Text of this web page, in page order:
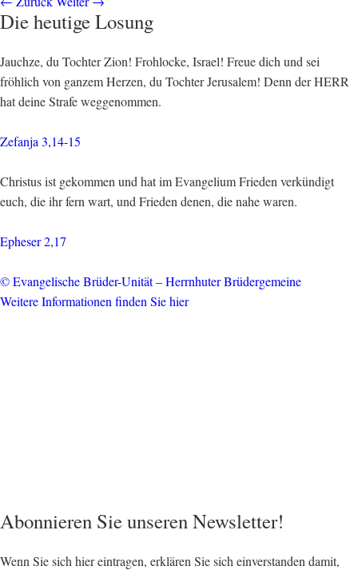
Die heutige Losung
Jauchze, du Tochter Zion! Frohlocke, Israel! Freue dich und sei
fröhlich von ganzem Herzen, du Tochter Jerusalem! Denn der HERR
hat deine Strafe weggenommen.
Zefanja 3,14-15
Christus ist gekommen und hat im Evangelium Frieden verkündigt
euch, die ihr fern wart, und Frieden denen, die nahe waren.
Epheser 2,17
© Evangelische Brüder-Unität – Herrnhuter Brüdergemeine
Weitere Informationen finden Sie hier
Abonnieren Sie unseren Newsletter!
Wenn Sie sich hier eintragen, erklären Sie sich einverstanden damit,